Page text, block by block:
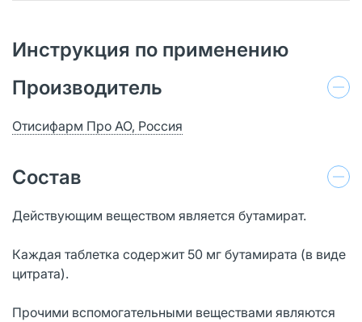
Инструкция по применению
Производитель
Отисифарм Про АО, Россия
Состав
Действующим веществом является бутамират.
Каждая таблетка содержит 50 мг бутамирата (в виде
цитрата).
Прочими вспомогательными веществами являются